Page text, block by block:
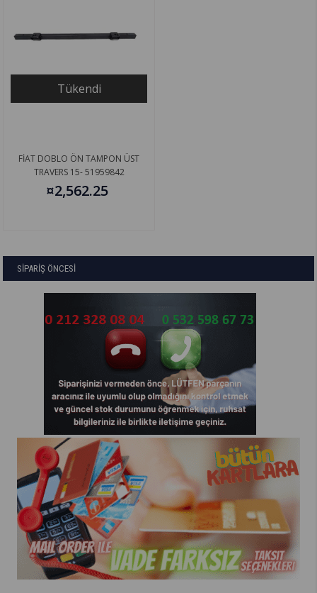
Tükendi
FİAT DOBLO ÖN TAMPON ÜST
TRAVERS 15- 51959842
¤2,562.25
SİPARİŞ ÖNCESİ